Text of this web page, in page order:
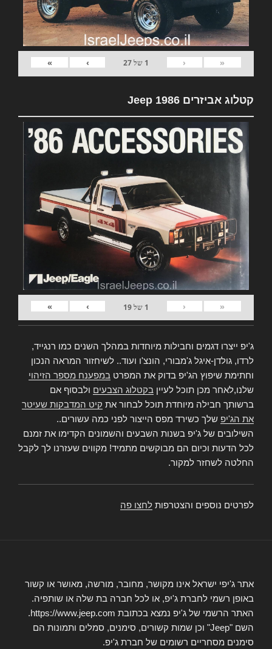
«
‹
1 של27
›
»
קטלוג אביזרים Jeep 1986
«
‹
1 של19
›
»
ג'יפ ייצרו דגמים וחבילות מיוחדות במהלך השנים כמו רנגייד,
לרדו, גולדן-איגל ג'מבורי, הונצ'ו ועוד.. לשיחזור המראה הנכון
וחתימת שיפוץ הג'יפ בדוק את המפרט במפענח מספר הזיהוי
שלנו,לאחר מכן תוכל לעיין בקטלוג הצבעים ולבסוף אם
ברשותך חבילה מיוחדת תוכל לבחור את קיט המדבקות שעיטר
את הג'יפ שלך כשירד מפס הייצור לפני כמה עשורים..
השילובים של ג'יפ בשנות השבעים והשמונים הקדימו את זמנם
לכל הדעות וכיום הם מבוקשים מתמיד! מקווים שעזרנו לך לקבל
החלטה לשחזר למקור.
לפרטים נוספים והצטרפות לחצו פה
אתר ג'יפי ישראל אינו מקושר, מחובר, מורשה, מאושר או קשור
באופן רשמי לחברת ג'יפ, או לכל חברה בת שלה או שותפיה.
האתר הרשמי של ג'יפ נמצא בכתובת https://www.jeep.com.
השם "Jeep" וכן שמות קשורים, סימנים, סמלים ותמונות הם
סימנים מסחריים רשומים של חברת ג'יפ.